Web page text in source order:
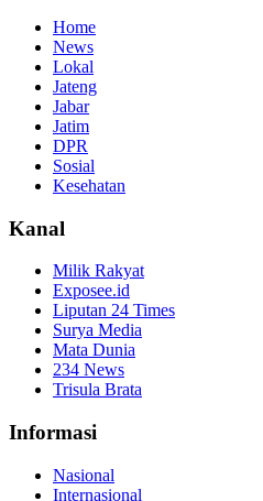
Home
News
Lokal
Jateng
Jabar
Jatim
DPR
Sosial
Kesehatan
Kanal
Milik Rakyat
Exposee.id
Liputan 24 Times
Surya Media
Mata Dunia
234 News
Trisula Brata
Informasi
Nasional
Internasional